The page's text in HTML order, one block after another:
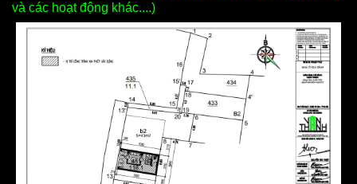
và các hoạt động khác....)